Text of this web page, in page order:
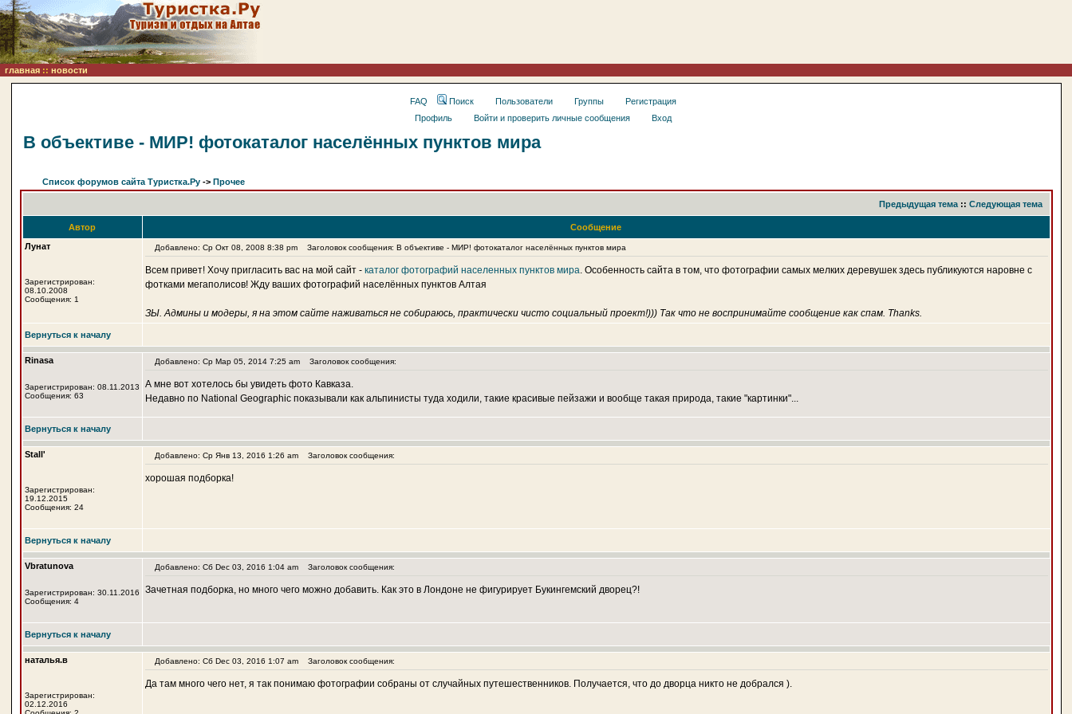
главная :: новости
FAQ Поиск Пользователи Группы
Регистрация
Профиль
Войти и проверить личные сообщения Вход
В объективе - МИР! фотокаталог населённых пунктов мира
Список форумов сайта Туристка.Ру-> Прочее
Предыдущая тема:: Следующая тема
Автор
Сообщение
Лунат
Зарегистрирован:
08.10.2008
Сообщения: 1
Добавлено: Ср Окт 08, 2008 8:38 pm Заголовок сообщения: В объективе - МИР! фотокаталог населённых пунктов мира
Всем привет! Хочу пригласить вас на мой сайт - каталог фотографий населенных пунктов мира. Особенность сайта в том, что фотографии самых мелких деревушек здесь публикуются наровне с
фотками мегаполисов! Жду ваших фотографий населённых пунктов Алтая
ЗЫ. Админы и модеры, я на этом сайте наживаться не собираюсь, практически чисто социальный проект!))) Так что не воспринимайте сообщение как спам. Thanks.
Вернуться к началу
Rinasa
Зарегистрирован: 08.11.2013
Сообщения: 63
Добавлено: Ср Мар 05, 2014 7:25 am Заголовок сообщения:
А мне вот хотелось бы увидеть фото Кавказа.
Недавно по National Geographic показывали как альпинисты туда ходили, такие красивые пейзажи и вообще такая природа, такие "картинки"...
Вернуться к началу
Stall'
Зарегистрирован:
19.12.2015
Сообщения: 24
Добавлено: Ср Янв 13, 2016 1:26 am Заголовок сообщения:
хорошая подборка!
Вернуться к началу
Vbratunova
Зарегистрирован: 30.11.2016
Сообщения: 4
Добавлено: Сб Dec 03, 2016 1:04 am Заголовок сообщения:
Зачетная подборка, но много чего можно добавить. Как это в Лондоне не фигурирует Букингемский дворец?!
Вернуться к началу
наталья.в
Зарегистрирован:
02.12.2016
Добавлено: Сб Dec 03, 2016 1:07 am Заголовок сообщения:
Да там много чего нет, я так понимаю фотографии собраны от случайных путешественников. Получается, что до дворца никто не добрался ).